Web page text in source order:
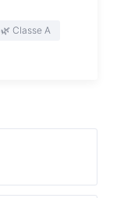
🌿 Classe A